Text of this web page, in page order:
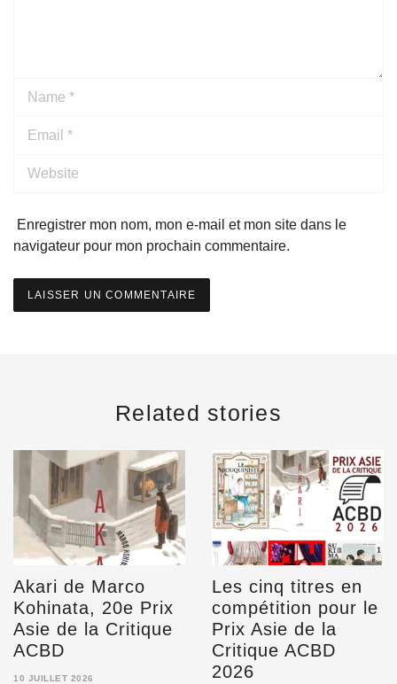
Enregistrer mon nom, mon e-mail et mon site dans le
navigateur pour mon prochain commentaire.
Related stories
Akari de Marco
Kohinata, 20e Prix
Asie de la Critique
ACBD
10 JUILLET 2026
Les cinq titres en
compétition pour le
Prix Asie de la
Critique ACBD
2026